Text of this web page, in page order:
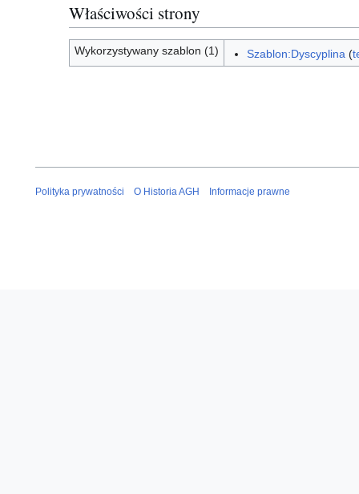
Właściwości strony
Wykorzystywany szablon (1) Szablon:Dyscyplina (
Polityka prywatności O Historia AGH Informacje prawne